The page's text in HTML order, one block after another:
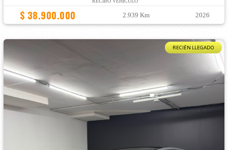
$ 38.900.000 2.939 Km 2026
RECIÉN LLEGADO